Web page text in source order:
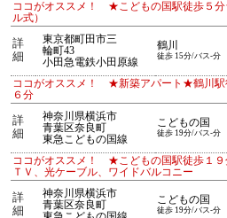
ココがオススメ！ ★こどもの国駅徒歩５分
ル式）
詳
細
東京都町田市三
輪町43
小田急電鉄小田原線
鶴川
徒歩 15分/バス-分
ココがオススメ！ ★新築アパート★鶴川駅
６分
詳
細
神奈川県横浜市
青葉区奈良町
東急こどもの国線
こどもの国
徒歩 19分/バス-分
ココがオススメ！ ★こどもの国駅徒歩１９
ＴＶ、光ケーブル、ワイドバルコニー
詳
細
神奈川県横浜市
青葉区奈良町
こどもの国
徒歩 19分/バス-分